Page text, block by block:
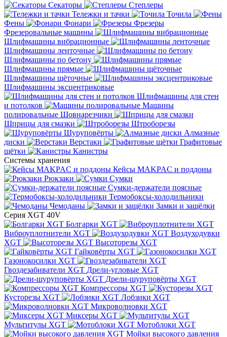
Секаторы
Степлеры
Тележки и тачки
Точила
Фены
Фонари
Фрезеры
Фрезеровальные машины
Шлифмашины вибрационные
Шлифмашины ленточные
Шлифмашины по бетону
Шлифмашины прямые
Шлифмашины щёточные
Шлифмашины эксцентриковые
Шлифмашины для стен
и потолков
Машины
полировальные Шовнарезчики
Шприцы для смазки
Штроборезы
Шуруповёрты
Алмазные
диски
Верстаки
Графитовые
щётки
Канистры
Системы хранения
Кейсы MAKPAC и поддоны
Рюкзаки
Сумки
Сумки-держатели поясные
Термобоксы-холодильники
Чемоданы
Замки и защёлки
Серия XGT 40V
Болгарки XGT
Виброуплотнители XGT
Воздуходувки
XGT
Высоторезы XGT
Гайковёрты XGT
Газонокосилки XGT
Гвоздезабиватели XGT Дрели-угловые XGT
Дрели-шуруповёрты XGT
Компрессоры XGT
Кусторезы XGT
Лобзики XGT
Микроволновки XGT
Миксеры XGT
Мультитулы XGT
Мотоблоки XGT
Мойки высокого давления